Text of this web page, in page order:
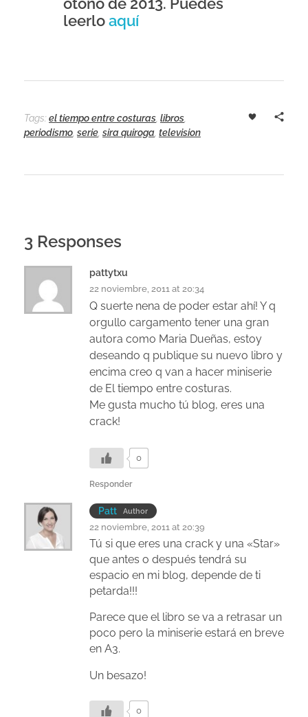
leerloaquí
Tags: el tiempo entre costuras libros
periodismo serie sira quiroga television
3 Responses
pattytxu
22 noviembre, 2011 at 20:34
Q suerte nena de poder estar ahí! Y q
orgullo cargamento tener una gran
autora como Maria Dueñas, estoy
deseando q publique su nuevo libro y
encima creo q van a hacer miniserie
de El tiempo entre costuras.
Me gusta mucho tú blog, eres una
crack!
0
Responder
Patt Author
22 noviembre, 2011 at 20:39
Tú si que eres una crack y una «Star»
que antes o después tendrá su
espacio en mi blog, depende de ti
petarda!!!
Parece que el libro se va a retrasar un
poco pero la miniserie estará en breve
en A3.
Un besazo!
0